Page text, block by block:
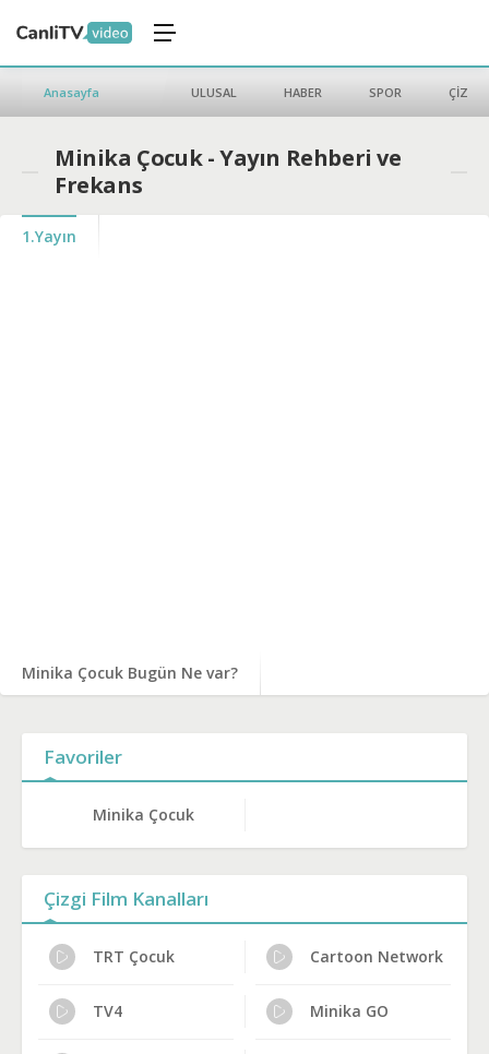
Anasayfa ULUSAL HABER SPOR ÇİZGİ
Minika Çocuk - Yayın Rehberi ve
Frekans
1.Yayın
Minika Çocuk Bugün Ne var?
Favoriler
Minika Çocuk
Çizgi Film Kanalları
TRT Çocuk Cartoon Network
TV4 Minika GO